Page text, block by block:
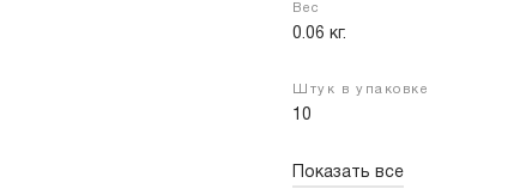
Вес
0.06 кг.
Штук в упаковке
10
Показать все